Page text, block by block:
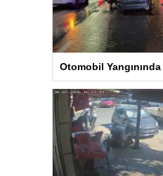
Otomobil